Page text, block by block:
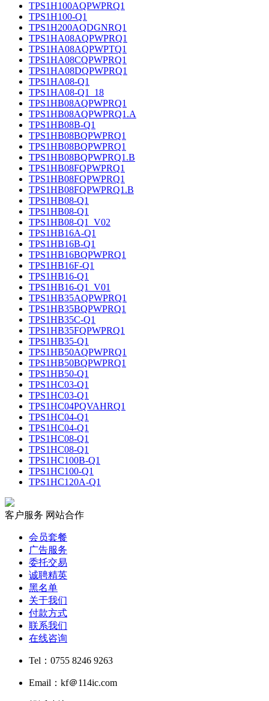
TPS1H100AQPWPRQ1
TPS1H100-Q1
TPS1H200AQDGNRQ1
TPS1HA08AQPWPRQ1
TPS1HA08AQPWPTQ1
TPS1HA08CQPWPRQ1
TPS1HA08DQPWPRQ1
TPS1HA08-Q1
TPS1HA08-Q1_18
TPS1HB08AQPWPRQ1
TPS1HB08AQPWPRQ1.A
TPS1HB08B-Q1
TPS1HB08BQPWPRQ1
TPS1HB08BQPWPRQ1
TPS1HB08BQPWPRQ1.B
TPS1HB08FQPWPRQ1
TPS1HB08FQPWPRQ1
TPS1HB08FQPWPRQ1.B
TPS1HB08-Q1
TPS1HB08-Q1
TPS1HB08-Q1_V02
TPS1HB16A-Q1
TPS1HB16B-Q1
TPS1HB16BQPWPRQ1
TPS1HB16F-Q1
TPS1HB16-Q1
TPS1HB16-Q1_V01
TPS1HB35AQPWPRQ1
TPS1HB35BQPWPRQ1
TPS1HB35C-Q1
TPS1HB35FQPWPRQ1
TPS1HB35-Q1
TPS1HB50AQPWPRQ1
TPS1HB50BQPWPRQ1
TPS1HB50-Q1
TPS1HC03-Q1
TPS1HC03-Q1
TPS1HC04PQVAHRQ1
TPS1HC04-Q1
TPS1HC04-Q1
TPS1HC08-Q1
TPS1HC08-Q1
TPS1HC100B-Q1
TPS1HC100-Q1
TPS1HC120A-Q1
客户服务 网站合作
会员套餐
广告服务
委托交易
诚聘精英
黑名单
关于我们
付款方式
联系我们
在线咨询
Tel：0755 8246 9263
Email：kf＠114ic.com